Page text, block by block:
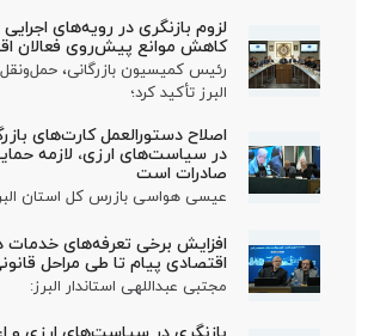
لزوم بازنگری در رویه‌های
کاهش موانع پیش‌روی فعالان
رئیس کمیسیون بازرگانی،
البرز تأکید کرد؛
اصلاح دستورالعمل کارت‌های
در سیاست‌های ارزی، لازمه
صادرات است
عیسی هواسی بازرس کل استان
افزایش برخی تعرفه‌های خدمات
اقتصادی پیام تا طی مراحل
مجتبی عبداللهی استاندار البرز: